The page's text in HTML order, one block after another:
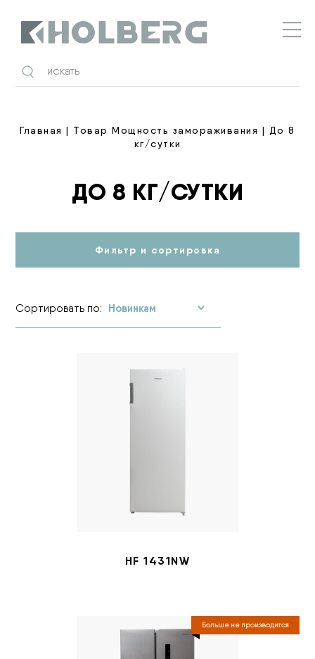
Главная | Товар Мощность замораживания | До 8
кг/сутки
ДО 8 КГ/СУТКИ
Фильтр и сортировка
Сортировать по:
HF 1431NW
Больше не производится